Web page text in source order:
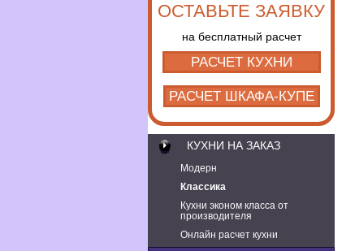
ОСТАВЬТЕ ЗАЯВКУ
на бесплатный расчет
РАСЧЕТ КУХНИ
РАСЧЕТ ШКАФА-КУПЕ
КУХНИ НА ЗАКАЗ
Модерн
Классика
Кухни эконом класса от
производителя
Онлайн расчет кухни